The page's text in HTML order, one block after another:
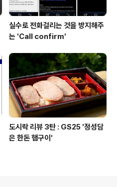
실수로 전화걸리는 것을 방지해주
는 'Call confirm'
도시락 리뷰 3탄 : GS25 '정성담
은 한돈 햄구이'